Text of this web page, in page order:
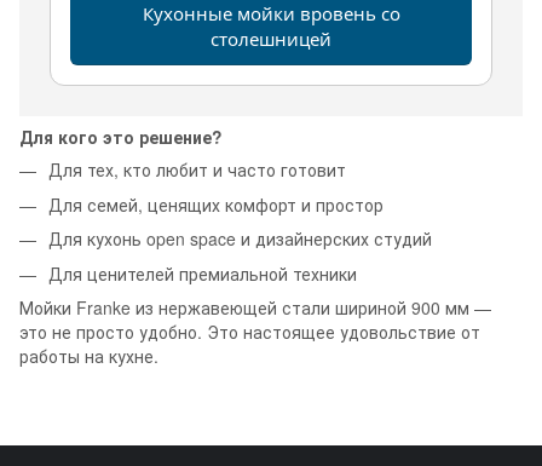
Кухонные мойки вровень со
столешницей
Для кого это решение?
Для тех, кто любит и часто готовит
Для семей, ценящих комфорт и простор
Для кухонь open space и дизайнерских студий
Для ценителей премиальной техники
Мойки Franke из нержавеющей стали шириной 900 мм —
это не просто удобно. Это настоящее удовольствие от
работы на кухне.